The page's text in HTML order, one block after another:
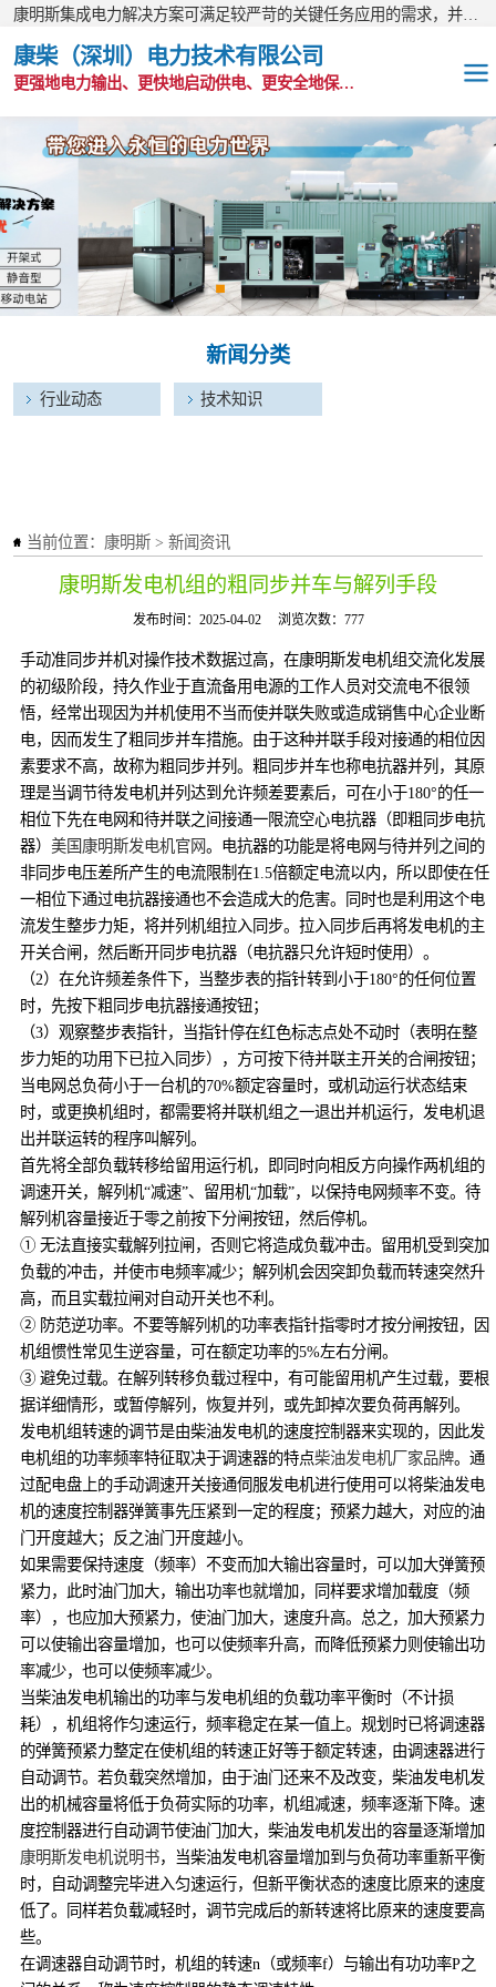
康柴（深圳）电力技术有限公司
更强地电力输出、更快地启动供电、更安全地保护功能
当前位置： 康明斯 > 新闻资讯
康明斯发电机组的粗同步并车与解列手段
发布时间：2025-04-02 浏览次数：777
手动准同步并机对操作技术数据过高，在康明斯发电机组交流化发展
的初级阶段，持久作业于直流备用电源的工作人员对交流电不很领
悟，经常出现因为并机使用不当而使并联失败或造成销售中心企业断
电，因而发生了粗同步并车措施。由于这种并联手段对接通的相位因
素要求不高，故称为粗同步并列。粗同步并车也称电抗器并列，其原
理是当调节待发电机并列达到允许频差要素后，可在小于180°的任一
相位下先在电网和待并联之间接通一限流空心电抗器（即粗同步电抗
器） 美国康明斯发电机官网。电抗器的功能是将电网与待并列之间的
非同步电压差所产生的电流限制在1.5倍额定电流以内，所以即使在任
一相位下通过电抗器接通也不会造成大的危害。同时也是利用这个电
流发生整步力矩，将并列机组拉入同步。拉入同步后再将发电机的主
开关合闸，然后断开同步电抗器（电抗器只允许短时使用）。
（2）在允许频差条件下，当整步表的指针转到小于180°的任何位置
时，先按下粗同步电抗器接通按钮；
（3）观察整步表指针，当指针停在红色标志点处不动时（表明在整
步力矩的功用下已拉入同步），方可按下待并联主开关的合闸按钮；
当电网总负荷小于一台机的70%额定容量时，或机动运行状态结束
时，或更换机组时，都需要将并联机组之一退出并机运行，发电机退
出并联运转的程序叫解列。
首先将全部负载转移给留用运行机，即同时向相反方向操作两机组的
调速开关，解列机“减速”、留用机“加载”，以保持电网频率不变。待
解列机容量接近于零之前按下分闸按钮，然后停机。
① 无法直接实载解列拉闸，否则它将造成负载冲击。留用机受到突加
负载的冲击，并使市电频率减少；解列机会因突卸负载而转速突然升
高，而且实载拉闸对自动开关也不利。
② 防范逆功率。不要等解列机的功率表指针指零时才按分闸按钮，因
机组惯性常见生逆容量，可在额定功率的5%左右分闸。
③ 避免过载。在解列转移负载过程中，有可能留用机产生过载，要根
据详细情形，或暂停解列，恢复并列，或先卸掉次要负荷再解列。
发电机组转速的调节是由柴油发电机的速度控制器来实现的，因此发
电机组的功率频率特征取决于调速器的特点柴油发电机厂家品牌。通
过配电盘上的手动调速开关接通伺服发电机进行使用可以将柴油发电
机的速度控制器弹簧事先压紧到一定的程度；预紧力越大，对应的油
门开度越大；反之油门开度越小。
如果需要保持速度（频率）不变而加大输出容量时，可以加大弹簧预
紧力，此时油门加大，输出功率也就增加，同样要求增加载度（频
率），也应加大预紧力，使油门加大，速度升高。总之，加大预紧力
可以使输出容量增加，也可以使频率升高，而降低预紧力则使输出功
率减少，也可以使频率减少。
当柴油发电机输出的功率与发电机组的负载功率平衡时（不计损
耗），机组将作匀速运行，频率稳定在某一值上。规划时已将调速器
的弹簧预紧力整定在使机组的转速正好等于额定转速，由调速器进行
自动调节。若负载突然增加，由于油门还来不及改变，柴油发电机发
出的机械容量将低于负荷实际的功率，机组减速，频率逐渐下降。速
度控制器进行自动调节使油门加大，柴油发电机发出的容量逐渐增加
康明斯发电机说明书，当柴油发电机容量增加到与负荷功率重新平衡
时，自动调整完毕进入匀速运行，但新平衡状态的速度比原来的速度
低了。同样若负载减轻时，调节完成后的新转速将比原来的速度要高
些。
在调速器自动调节时，机组的转速n（或频率f）与输出有功功率P之
新闻分类
行业动态 技术知识
OEM发电机组
静音发电机组
移动电站
发电机出租